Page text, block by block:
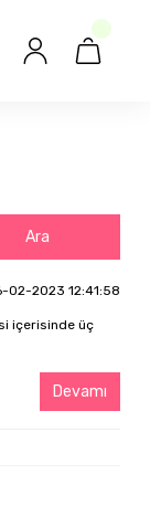
02-2023 12:41:58
içerisinde üç
Devamı